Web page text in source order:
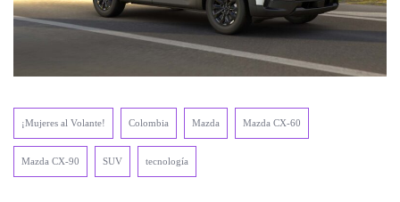
¡Mujeres al Volante! Colombia Mazda Mazda CX-60
Mazda CX-90 SUV tecnología